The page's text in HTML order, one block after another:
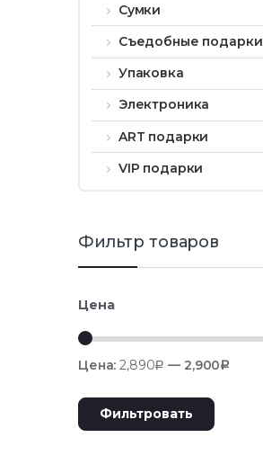
Сумки
Съедобные подарки
Упаковка
Электроника
ART подарки
VIP подарки
Фильтр товаров
Цена
Фильтровать
Цена:2,890Р — 2,900 Р